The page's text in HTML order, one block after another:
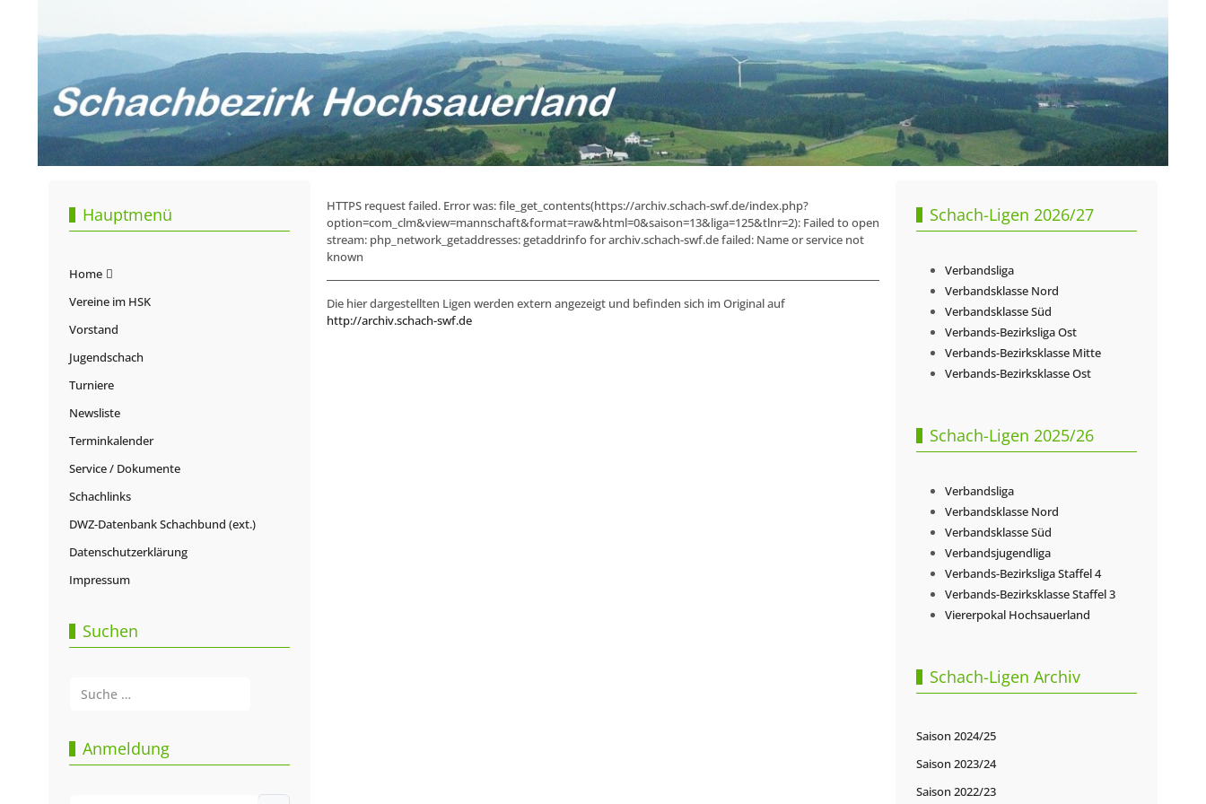
Hauptmenü
Home
Vereine im HSK
Vorstand
Jugendschach
Turniere
Newsliste
Terminkalender
Service / Dokumente
Schachlinks
DWZ-Datenbank Schachbund (ext.)
Datenschutzerklärung
Impressum
Suchen
Anmeldung
HTTPS request failed. Error was: file_get_contents(https://archiv.schach-swf.de/index.php?
option=com_clm&view=mannschaft&format=raw&html=0&saison=13&liga=125&tlnr=2): Failed to open
stream: php_network_getaddresses: getaddrinfo for archiv.schach-swf.de failed: Name or service not
known
Die hier dargestellten Ligen werden extern angezeigt und befinden sich im Original auf
http://archiv.schach-swf.de
Schach-Ligen 2026/27
Verbandsliga
Verbandsklasse Nord
Verbandsklasse Süd
Verbands-Bezirksliga Ost
Verbands-Bezirksklasse Mitte
Verbands-Bezirksklasse Ost
Schach-Ligen 2025/26
Verbandsliga
Verbandsklasse Nord
Verbandsklasse Süd
Verbandsjugendliga
Verbands-Bezirksliga Staffel 4
Verbands-Bezirksklasse Staffel 3
Viererpokal Hochsauerland
Schach-Ligen Archiv
Saison 2024/25
Saison 2023/24
Saison 2022/23